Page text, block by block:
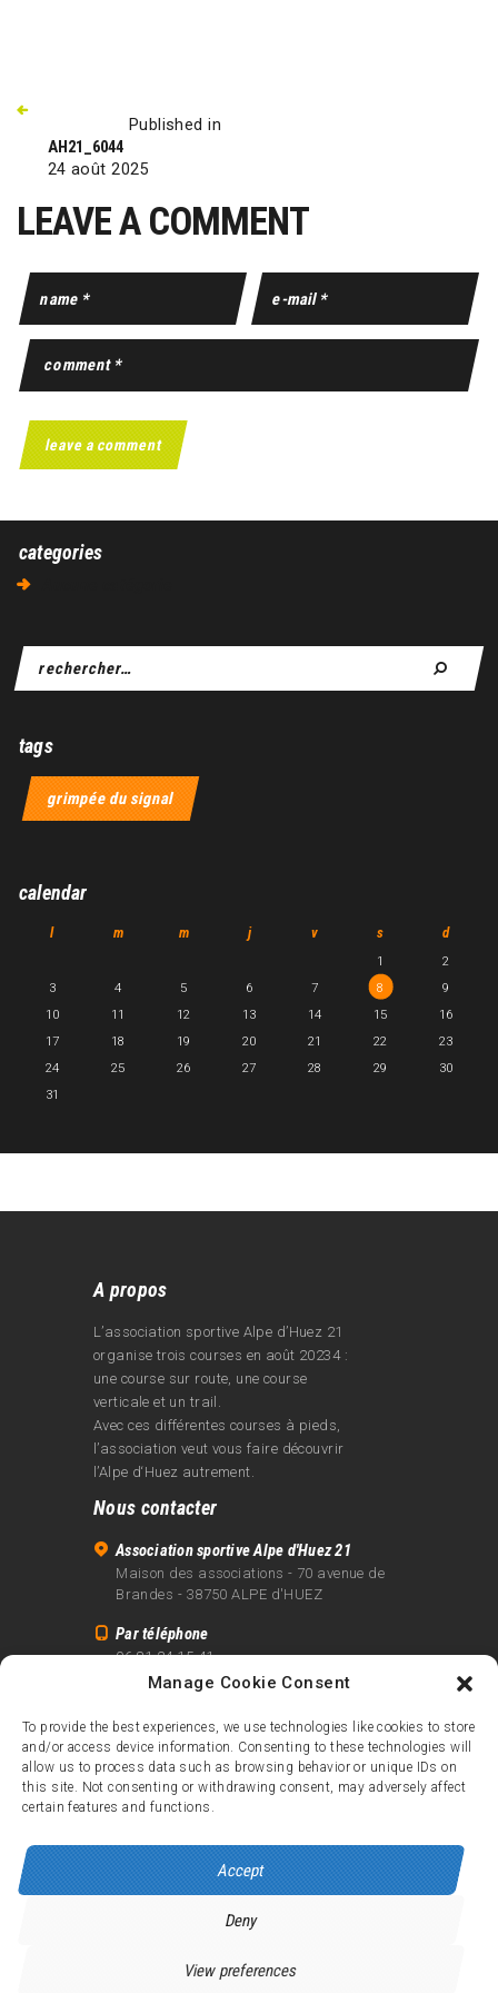
Manage Cookie Consent
To provide the best experiences, we use technologies like cookies to store
and/or access device information. Consenting to these technologies will
allow us to process data such as browsing behavior or unique IDs on
this site. Not consenting or withdrawing consent, may adversely affect
certain features and functions.
Accept
Deny
View preferences
Published in
AH21_6044
24 août 2025
LEAVE A COMMENT
categories
tags
grimpée du signal
calendar
l m m j v s d
1
2
3
4 5 6 7 8
9
10
11 12 13 14 15
16
17
18 19 20 21 22
23
24
25 26 27 28 29
30
31
A propos
L’association sportive Alpe d’Huez 21
organise trois courses en août 20234 :
une course sur route, une course
verticale et un trail.
Avec ces différentes courses à pieds,
l’association veut vous faire découvrir
l’Alpe d‘Huez autrement.
Nous contacter
Association sportive Alpe d'Huez 21
Maison des associations - 70 avenue de
Brandes - 38750 ALPE d'HUEZ
Par téléphone
06 81 24 15 41
info@alpe21.fr
Mentions légales
Contact
crédits